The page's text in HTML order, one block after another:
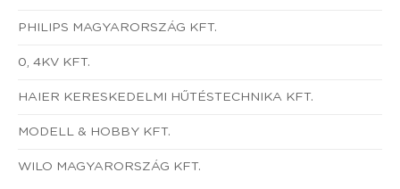
PHILIPS MAGYARORSZÁG KFT.
0, 4KV KFT.
HAIER KERESKEDELMI HŰTÉSTECHNIKA KFT.
MODELL & HOBBY KFT.
WILO MAGYARORSZÁG KFT.